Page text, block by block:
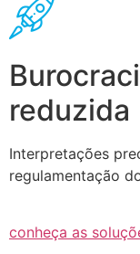
reduzida
Interpretações
regulamentação
conheça as